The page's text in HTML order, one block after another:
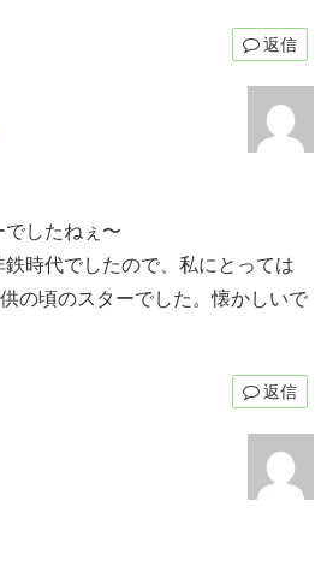
返信
したねぇ〜
時代でしたので、私にとっては
の頃のスターでした。懐かしいで
返信